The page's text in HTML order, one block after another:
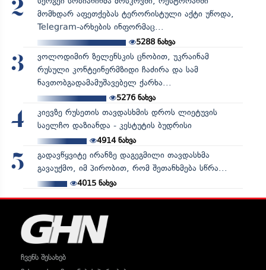
2
მომხდარ აფეთქებას ტერორისტული აქტი უწოდა,
Telegram-არხების ინფორმაც...
5288ნახვა
3
ვოლოდიმირ ზელენსკის ცნობით, უკრაინამ
რუსული კონტეინერმზიდი ჩაძირა და სამ
ნავთობგადამამუშავებელ ქარხა...
5276ნახვა
4
კიევზე რუსეთის თავდასხმის დროს ლიეტუვის
საელჩო დაზიანდა - კესტუტის ბუდრისი
4914ნახვა
5
გადავწყვიტე ირანზე დაგეგმილი თავდასხმა
გავაუქმო, იმ პირობით, რომ შეთანხმება სწრა...
4015ნახვა
ჩვენს შესახებ